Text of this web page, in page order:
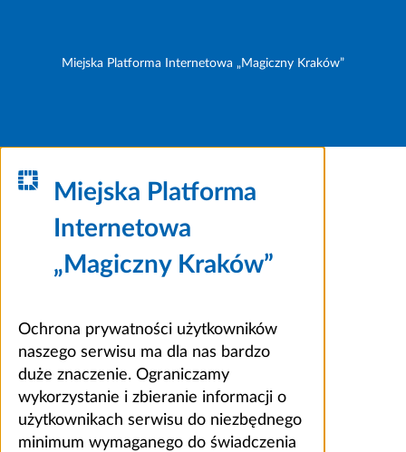
Miejska Platforma Internetowa „Magiczny Kraków”
Miejska Platforma
Internetowa
„Magiczny Kraków”
Ochrona prywatności użytkowników
naszego serwisu ma dla nas bardzo
duże znaczenie. Ograniczamy
wykorzystanie i zbieranie informacji o
użytkownikach serwisu do niezbędnego
minimum wymaganego do świadczenia